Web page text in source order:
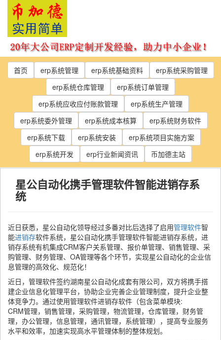
Skip
content
首页 erp系统管理 erp系统基础资料
erp系统采购管理
erp系统仓库管理
erp系统订单管理
erp系统应收应付账款管理
erp系统生产管理
erp系统委外管理
erp系统成本核算
erp系统财务软件
erp系统下载
erp系统安装
erp系统项目实施方案
erp系统开发
erp行业新闻资讯 币加德主站
星公自动化携手管理软件智能进销存系
统
近日获悉，星公自动化领导经过多番对比后选择了启用管理软件智
能进销存软件系统，星公自动化携手管理软件智能进销存系统，进
销存系统有机集成CRM客户关系管理、报价单管理、销售管理、采
购管理、财务管理、OA管理等各个环节，实现星公自动化的企业信
息管理的高效化、规范化！
近日，管理软件签约湖南星公自动化成套有限公司，双方将携手搭
建企业信息化管理平台，协助企业完善企业管理制度，提升企业整
体竞争力。通过使用管理软件进销存软件（包含菜单模块:
CRM管理，销售管理，采购管理，物流管理，仓库管理，财务管
理，办公管理，信息管理，通讯管理，系统管理），提高专业服务
水平和效率，加速实现高水平管理体制的整体规划。